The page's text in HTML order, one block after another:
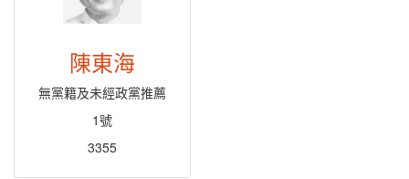
陳東海
無黨籍及未經政黨推薦
1號
3355